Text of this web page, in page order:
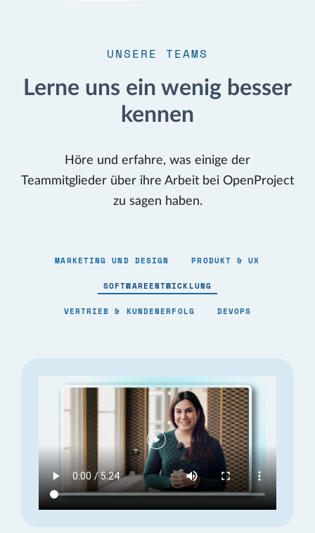
UNSERE TEAMS
Lerne uns ein wenig besser
kennen
Höre und erfahre, was einige der
Teammitglieder über ihre Arbeit bei OpenProject
zu sagen haben.
MARKETING UND DESIGN PRODUKT & UX
SOFTWAREENTWICKLUNG
VERTRIEB & KUNDENERFOLG DEVOPS